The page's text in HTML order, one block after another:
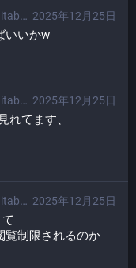
2025年12月25日
いいかw
2025年12月25日
れてます、
2025年12月25日
覧制限されるのか